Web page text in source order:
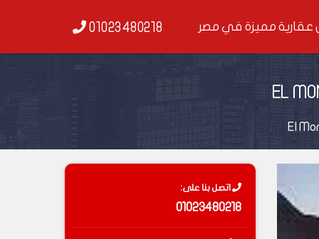
01023480218 عقارية مميزة في مصر
اتصل بنا على:
01023480218